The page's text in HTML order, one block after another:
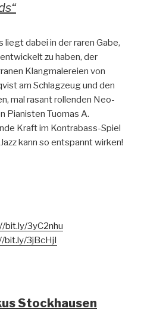
liegt dabei in der raren Gabe,
zu haben, der
Klangmalereien von
am Schlagzeug und den
mal rasant rollenden Neo-
Pianisten Tuomas A.
Kraft im Kontrabass-Spiel
kann so entspannt wirken!
bit.ly/3yC2nhu
bit.ly/3jBcHjI
Stockhausen